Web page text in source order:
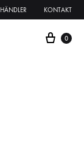
HÄNDLER KONTAKT
0